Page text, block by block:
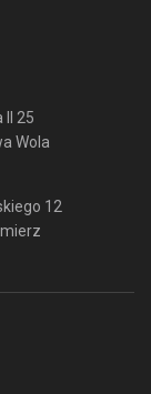
II 25
Wola
12